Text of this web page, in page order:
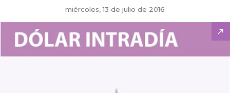
miércoles, 13 de julio de 2016